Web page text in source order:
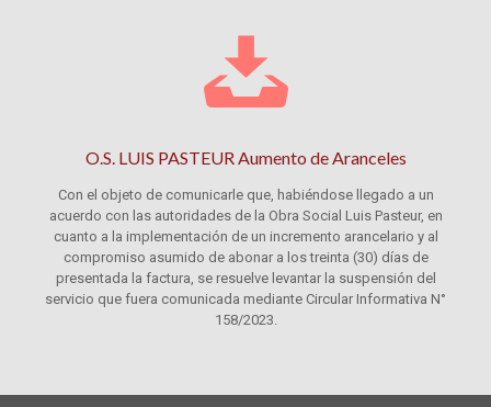
O.S. LUIS PASTEUR Aumento de Aranceles
Con el objeto de comunicarle que, habiéndose llegado a un
acuerdo con las autoridades de la Obra Social Luis Pasteur, en
cuanto a la implementación de un incremento arancelario y al
compromiso asumido de abonar a los treinta (30) días de
presentada la factura, se resuelve levantar la suspensión del
servicio que fuera comunicada mediante Circular Informativa N°
158/2023.